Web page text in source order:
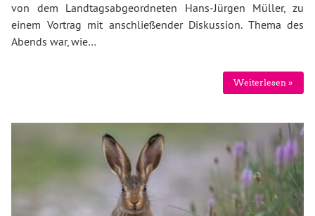
von dem Landtagsabgeordneten Hans-Jürgen Müller, zu
einem Vortrag mit anschließender Diskussion. Thema des
Abends war, wie…
Weiterlesen »